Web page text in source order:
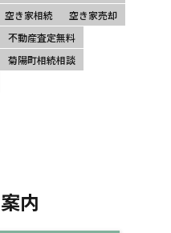
空き家相続
空き家売却
不動産査定無料
菊陽町相続相談
案内